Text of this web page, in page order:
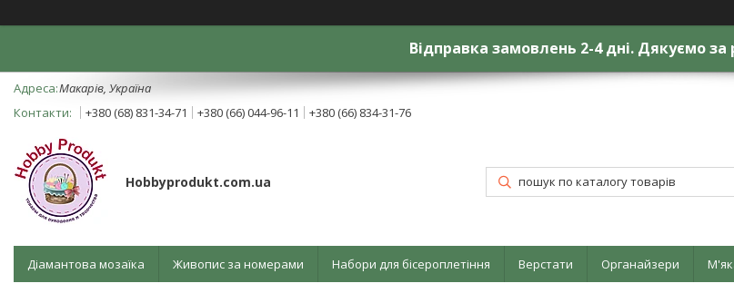
Відправка замовлень 2-4 дні. Дякуємо за
Mакарів, Україна
+380 (68) 831-34-71
+380 (66) 044-96-11 +380 (66) 834-31-76
Hobbyprodukt.com.ua
Діамантова мозаїка Живопис за номерами Набори для бісероплетіння Верстати Органайзери